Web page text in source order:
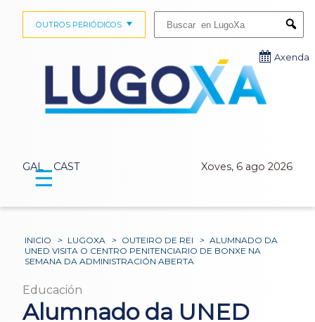
GAL CAST Xoves, 6 ago 2026
OUTROS PERIÓDICOS
Axenda
☰
INICIO > LUGOXA > OUTEIRO DE REI > ALUMNADO DA
UNED VISITA O CENTRO PENITENCIARIO DE BONXE NA
SEMANA DA ADMINISTRACIÓN ABERTA
Educación
Alumnado da UNED